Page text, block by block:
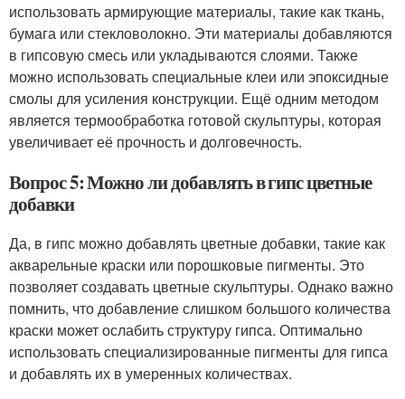
использовать армирующие материалы, такие как ткань,
бумага или стекловолокно. Эти материалы добавляются
в гипсовую смесь или укладываются слоями. Также
можно использовать специальные клеи или эпоксидные
смолы для усиления конструкции. Ещё одним методом
является термообработка готовой скульптуры, которая
увеличивает её прочность и долговечность.
Вопрос 5: Можно ли добавлять в гипс цветные
добавки
Да, в гипс можно добавлять цветные добавки, такие как
акварельные краски или порошковые пигменты. Это
позволяет создавать цветные скульптуры. Однако важно
помнить, что добавление слишком большого количества
краски может ослабить структуру гипса. Оптимально
использовать специализированные пигменты для гипса
и добавлять их в умеренных количествах.